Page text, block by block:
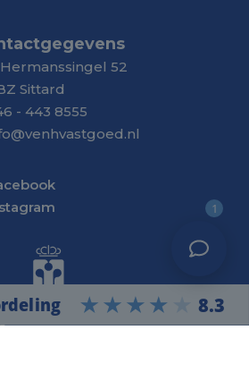
52
Sittard
- 443 8555
1